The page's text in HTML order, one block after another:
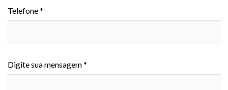
Telefone *
Digite sua mensagem *